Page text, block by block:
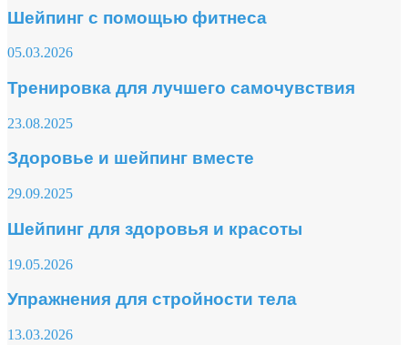
Шейпинг с помощью фитнеса
05.03.2026
Тренировка для лучшего самочувствия
23.08.2025
Здоровье и шейпинг вместе
29.09.2025
Шейпинг для здоровья и красоты
19.05.2026
Упражнения для стройности тела
13.03.2026